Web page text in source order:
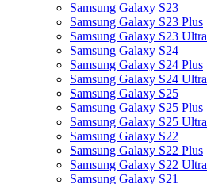
Samsung Galaxy S23
Samsung Galaxy S23 Plus
Samsung Galaxy S23 Ultra
Samsung Galaxy S24
Samsung Galaxy S24 Plus
Samsung Galaxy S24 Ultra
Samsung Galaxy S25
Samsung Galaxy S25 Plus
Samsung Galaxy S25 Ultra
Samsung Galaxy S22
Samsung Galaxy S22 Plus
Samsung Galaxy S22 Ultra
Samsung Galaxy S21